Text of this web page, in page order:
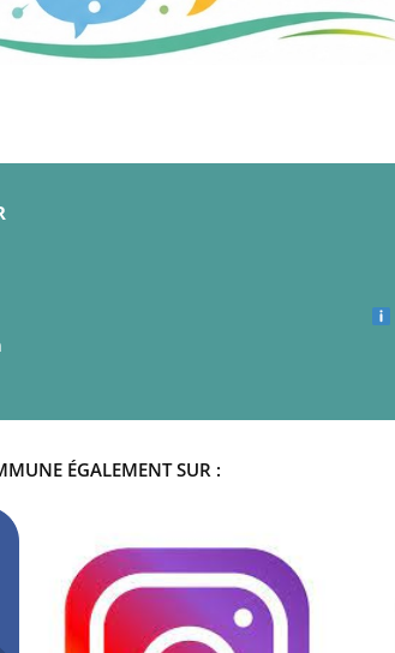
ÉGALEMENT SUR :